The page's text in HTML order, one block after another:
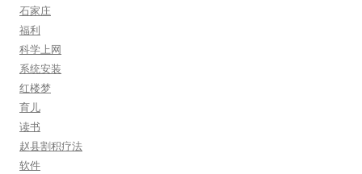
石家庄
福利
科学上网
系统安装
红楼梦
育儿
读书
赵县割积疗法
软件